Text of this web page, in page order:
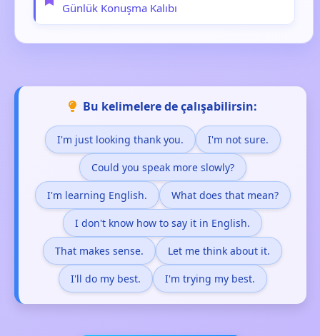
Günlük Konuşma Kalıbı
Bu kelimelere de çalışabilirsin:
I'm just looking thank you. I'm not sure.
Could you speak more slowly?
I'm learning English. What does that mean?
I don't know how to say it in English.
That makes sense. Let me think about it.
I'll do my best. I'm trying my best.